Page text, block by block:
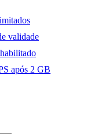
validade
após 2 GB